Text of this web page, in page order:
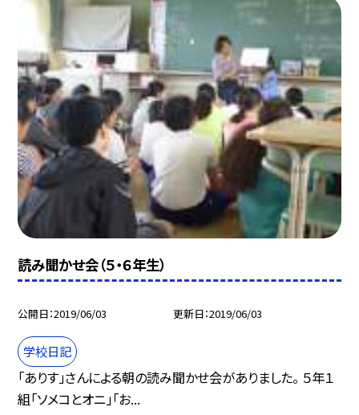
読み聞かせ会（５・６年生）
公開日 2019/06/03 更新日 2019/06/03
学校日記
「ありす」さんによる朝の読み聞かせ会がありました。 ５年１
組「ソメコとオニ」「お...